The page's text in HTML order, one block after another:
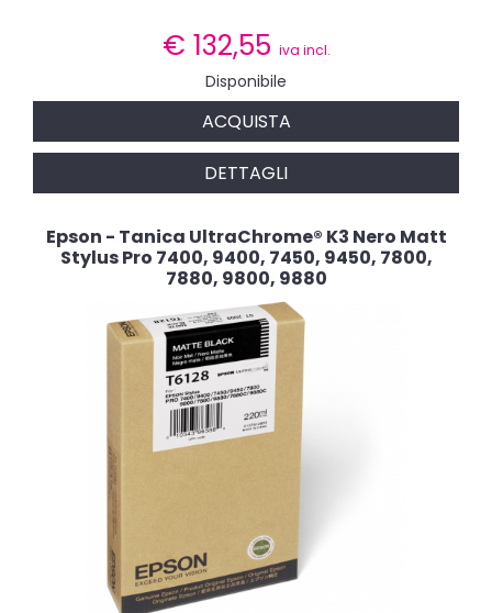
€ 132,55 iva incl.
Disponibile
ACQUISTA
DETTAGLI
Epson - Tanica UltraChrome® K3 Nero Matt
Stylus Pro 7400, 9400, 7450, 9450, 7800,
7880, 9800, 9880